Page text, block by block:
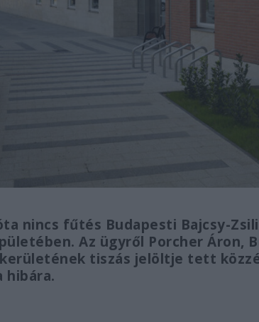
nincs fűtés Budapesti Bajcsy-
Az ügyről Porcher Áron,
tiszás jelöltje tett
hibára.